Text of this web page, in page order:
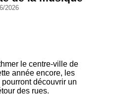
2026
le centre-ville de
année encore, les
découvrir un
des rues.